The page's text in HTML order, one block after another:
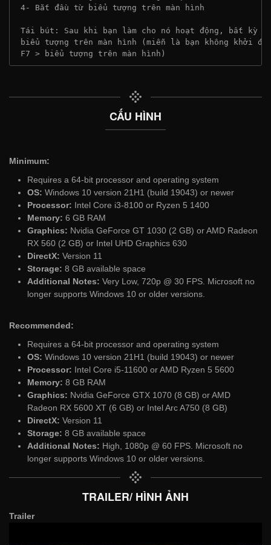
4- Bắt đầu từ biểu tượng trên màn hình
Tái bút: Sau khi bạn làm cho nó hoạt động, bất kỳ
biểu tượng trên màn hình (miễn là bạn không khởi
F7 > biểu tượng trên màn hình)
CẤU HÌNH
Minimum:
Requires a 64-bit processor and operating system
OS: Windows 10 version 21H1 (build 19043) or newer
Processor: Intel Core i3-8100 or Ryzen 5 1400
Memory: 6 GB RAM
Graphics: Nvidia GeForce GT 1030 (2 GB) or AMD Radeon
RX 560 (2 GB) or Intel UHD Graphics 630
DirectX: Version 11
Storage: 8 GB available space
Additional Notes: Very Low, 720p @ 30 FPS. Microsoft no
longer supports Windows 10 or older versions.
Recommended:
Requires a 64-bit processor and operating system
OS: Windows 10 version 21H1 (build 19043) or newer
Processor: Intel Core i5-11600 or AMD Ryzen 5 5600
Memory: 8 GB RAM
Graphics: Nvidia GeForce GTX 1070 (8 GB) or AMD
Radeon RX 5600 XT (6 GB) or Intel Arc A750 (8 GB)
DirectX: Version 11
Storage: 8 GB available space
Additional Notes: High, 1080p @ 60 FPS. Microsoft no
longer supports Windows 10 or older versions.
TRAILER/ HÌNH ẢNH
Trailer